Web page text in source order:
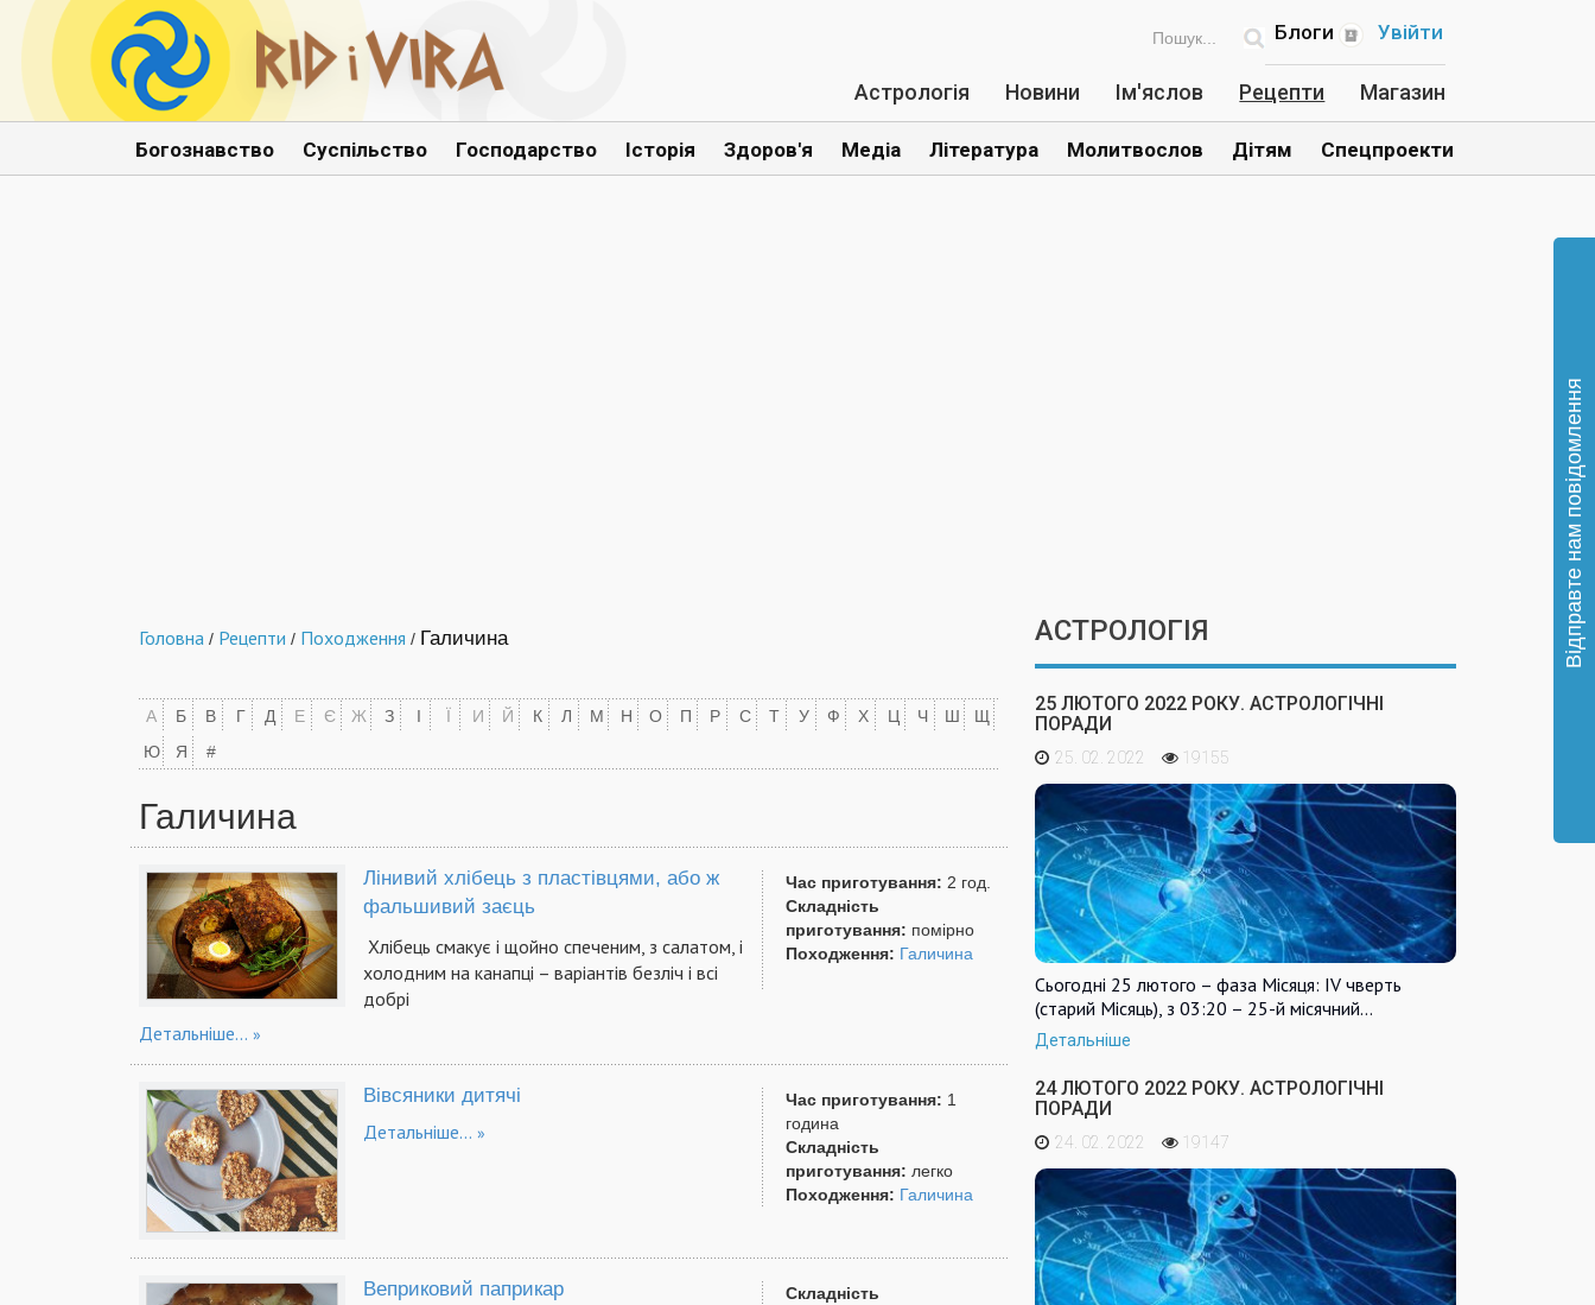
Увійти
Блоги
Астрологія Новини Ім'яслов Рецепти Магазин
Богознавство Суспільство Господарство Історія Здоров'я Медіа Література Молитвослов Дітям Спецпроекти
Головна / Рецепти / Походження / Галичина
А Б В Г Д Е Є Ж З І Ї И Й К Л М Н О П Р С Т У Ф Х Ц Ч Ш
Щ
Ю
Я #
Галичина
Час приготування: 2 год.
Складність
приготування: помірно
Походження: Галичина
Лінивий хлібець з пластівцями, або ж
фальшивий заєць
Хлібець смакує і щойно спеченим, з салатом, і
холодним на канапці – варіантів безліч і всі
добрі
Детальніше...
Час приготування: 1
година
Складність
приготування: легко
Походження: Галичина
Вівсяники дитячі
Детальніше...
Складність
Веприковий паприкар
АСТРОЛОГІЯ
25 ЛЮТОГО 2022 РОКУ. АСТРОЛОГІЧНІ
ПОРАДИ
25. 02. 2022 19155
Сьогодні 25 лютого – фаза Місяця: IV чверть
(старий Місяць), з 03:20 – 25-й місячний…
Детальніше
24 ЛЮТОГО 2022 РОКУ. АСТРОЛОГІЧНІ
ПОРАДИ
24. 02. 2022 19147
Відправте нам повідомлення